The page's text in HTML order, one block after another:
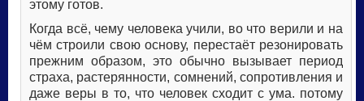
этому готов.
Когда всё, чему человека учили, во что верили и на
чём строили свою основу, перестаёт резонировать
прежним образом, это обычно вызывает период
страха, растерянности, сомнений, сопротивления и
даже веры в то, что человек сходит с ума. потому